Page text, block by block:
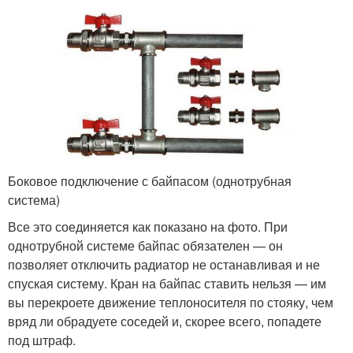
Боковое подключение с байпасом (однотрубная
система)
Все это соединяется как показано на фото. При
однотрубной системе байпас обязателен — он
позволяет отключить радиатор не останавливая и не
спуская систему. Кран на байпас ставить нельзя — им
вы перекроете движение теплоносителя по стояку, чем
вряд ли обрадуете соседей и, скорее всего, попадете
под штраф.